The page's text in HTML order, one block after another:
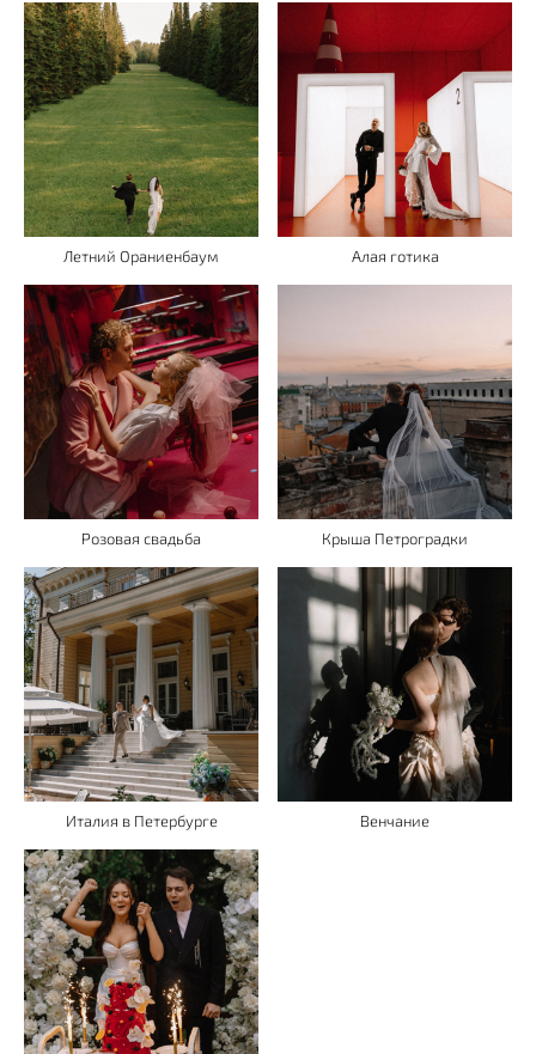
Летний Ораниенбаум Алая готика
Розовая свадьба Крыша Петроградки
Италия в Петербурге Венчание